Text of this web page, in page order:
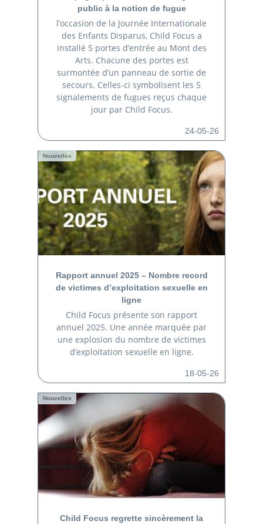
public à la notion de fugue
l’occasion de la Journée Internationale
des Enfants Disparus, Child Focus a
installé 5 portes d’entrée au Mont des
Arts. Chacune des portes est
surmontée d’un panneau de sortie de
secours. Celles-ci symbolisent les 5
signalements de fugues reçus chaque
jour par Child Focus.
24-05-26
Nouvelles
Rapport annuel 2025 – Nombre record
de victimes d’exploitation sexuelle en
ligne
Child Focus présente son rapport
annuel 2025. Une année marquée par
une explosion du nombre de victimes
d’exploitation sexuelle en ligne.
18-05-26
Nouvelles
Child Focus regrette sincèrement la